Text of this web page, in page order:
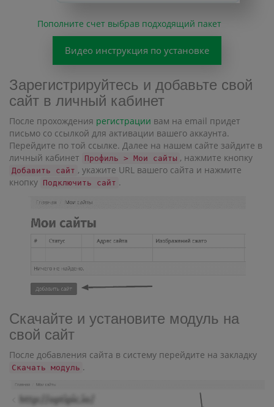
Пополните счет выбрав подходящий пакет
Видео инструкция по установке
Зарегистрируйтесь и добавьте свой
сайт в личный кабинет
После прохождения регистрации вам на email придет
письмо со ссылкой для активации вашего аккаунта.
Перейдите по той ссылке. Далее на нашем сайте зайдите в
личный кабинет
Профиль > Мои сайты , нажмите кнопку
Добавить сайт , укажите URL вашего сайта и нажмите
кнопку Подключить сайт .
Скачайте и установите модуль на
свой сайт
После добавления сайта в систему перейдите на закладку
Скачать модуль .